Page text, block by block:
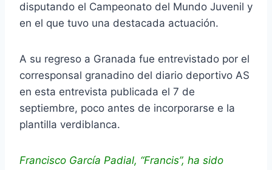
disputando el Campeonato del Mundo Juvenil y
en el que tuvo una destacada actuación.
A su regreso a Granada fue entrevistado por el
corresponsal granadino del diario deportivo AS
en esta entrevista publicada el 7 de
septiembre, poco antes de incorporarse e la
plantilla verdiblanca.
Francisco García Padial, “Francis”, ha sido